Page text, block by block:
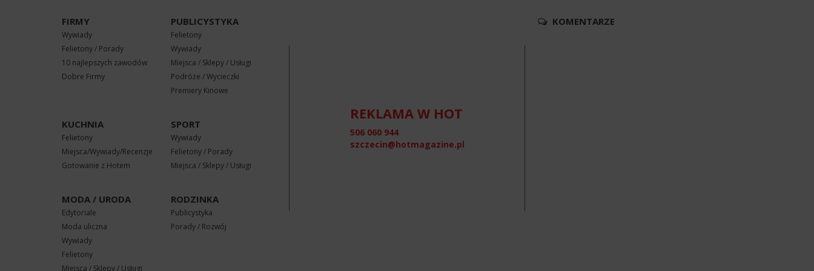
FIRMY
Wywiady
Felietony / Porady
10 najlepszych zawodów
Dobre Firmy
PUBLICYSTYKA
Felietony
Wywiady
Miejsca / Sklepy / Usługi
Podróże / Wycieczki
Premiery Kinowe
KUCHNIA
Felietony
Miejsca/Wywiady/Recenzje
Gotowanie z Hotem
SPORT
Wywiady
Felietony / Porady
Miejsca / Sklepy / Usługi
MODA / URODA
Edytoriale
Moda uliczna
Wywiady
Felietony
Miejsca / Sklepy / Usługi
RODZINKA
Publicystyka
Porady / Rozwój
REKLAMA W HOT
506 060 944
szczecin@hotmagazine.pl
KOMENTARZE